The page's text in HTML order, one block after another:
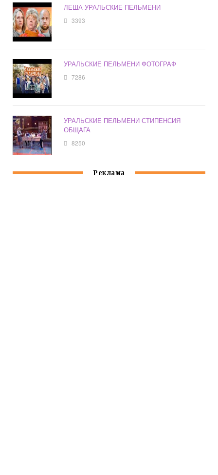
ЛЕША УРАЛЬСКИЕ ПЕЛЬМЕНИ
3393
УРАЛЬСКИЕ ПЕЛЬМЕНИ ФОТОГРАФ
7286
УРАЛЬСКИЕ ПЕЛЬМЕНИ СТИПЕНСИЯ
ОБЩАГА
8250
Реклама